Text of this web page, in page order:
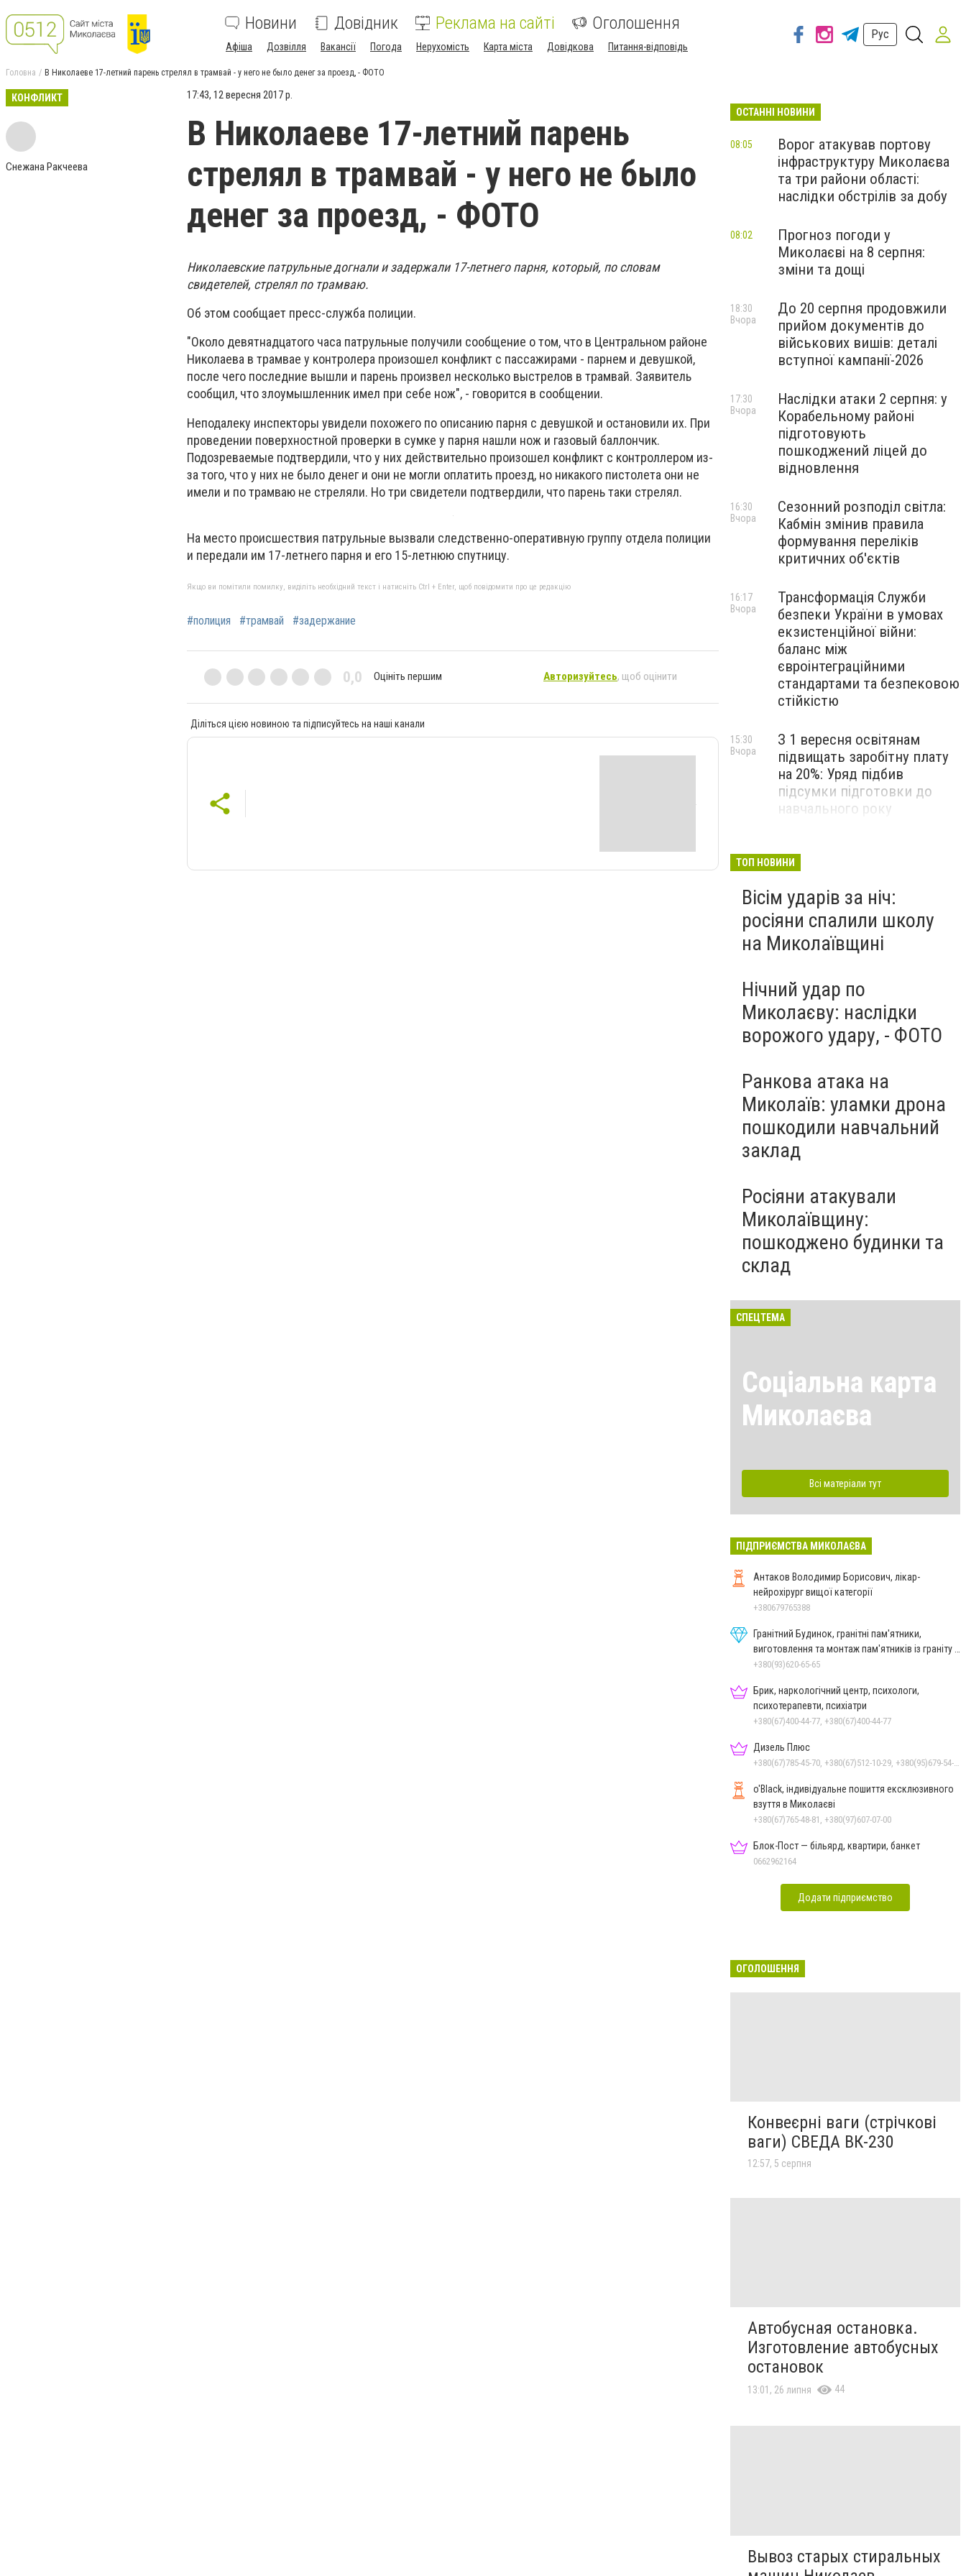
Новини Довідник Реклама на сайті Оголошення
Афіша Дозвілля Вакансії Погода Нерухомість Карта міста Довідкова Питання-відповідь
Рус
Головна В Николаеве 17-летний парень стрелял в трамвай - у него не было денег за проезд, - ФОТО
КОНФЛИКТ
Снежана Ракчеева
17:43, 12 вересня 2017 р.
В Николаеве 17-летний парень
стрелял в трамвай - у него не было
денег за проезд, - ФОТО
Николаевские патрульные догнали и задержали 17-летнего парня, который, по словам
свидетелей, стрелял по трамваю.
Об этом сообщает пресс-служба полиции.
"Около девятнадцатого часа патрульные получили сообщение о том, что в Центральном районе
Николаева в трамвае у контролера произошел конфликт с пассажирами - парнем и девушкой,
после чего последние вышли и парень произвел несколько выстрелов в трамвай. Заявитель
сообщил, что злоумышленник имел при себе нож", - говорится в сообщении.
Неподалеку инспекторы увидели похожего по описанию парня с девушкой и остановили их. При
проведении поверхностной проверки в сумке у парня нашли нож и газовый баллончик.
Подозреваемые подтвердили, что у них действительно произошел конфликт с контроллером из-
за того, что у них не было денег и они не могли оплатить проезд, но никакого пистолета они не
имели и по трамваю не стреляли. Но три свидетели подтвердили, что парень таки стрелял.
На место происшествия патрульные вызвали следственно-оперативную группу отдела полиции
и передали им 17-летнего парня и его 15-летнюю спутницу.
Якщо ви помітили помилку, виділіть необхідний текст і натисніть Ctrl + Enter, щоб повідомити про це редакцію
#полиция #трамвай #задержание
0,0 Оцініть першим Авторизуйтесь, щоб оцінити
Діліться цією новиною та підписуйтесь на наші канали
ОСТАННІ НОВИНИ
Ворог атакував портову
інфраструктуру Миколаєва
та три райони області:
наслідки обстрілів за добу
08:05
Прогноз погоди у
Миколаєві на 8 серпня:
зміни та дощі
08:02
До 20 серпня продовжили
прийом документів до
військових вишів: деталі
вступної кампанії-2026
18:30
Вчора
Наслідки атаки 2 серпня: у
Корабельному районі
підготовують
пошкоджений ліцей до
відновлення
17:30
Вчора
Сезонний розподіл світла:
Кабмін змінив правила
формування переліків
критичних об'єктів
16:30
Вчора
Трансформація Служби
безпеки України в умовах
екзистенційної війни:
баланс між
євроінтеграційними
стандартами та безпековою
стійкістю
16:17
Вчора
З 1 вересня освітянам
підвищать заробітну плату
на 20%: Уряд підбив
підсумки підготовки до
навчального року
15:30
Вчора
ліквідували складну аварію
Вчора
ТОП НОВИНИ
Вісім ударів за ніч:
росіяни спалили школу
на Миколаївщині
Нічний удар по
Миколаєву: наслідки
ворожого удару, - ФОТО
Ранкова атака на
Миколаїв: уламки дрона
пошкодили навчальний
заклад
Росіяни атакували
Миколаївщину:
пошкоджено будинки та
склад
СПЕЦТЕМА
Соціальна карта
Миколаєва
Всі матеріали тут
ПІДПРИЄМСТВА МИКОЛАЄВА
Антаков Володимир Борисович, лікар-
нейрохірург вищої категорії
+380679765388
Гранітний Будинок, гранітні пам'ятники,
виготовлення та монтаж пам'ятників із граніту в
Миколаєві
+380(93)620-65-65
Брик, наркологічний центр, психологи,
психотерапевти, психіатри
+380(67)400-44-77, +380(67)400-44-77
Дизель Плюс
o'Black, індивідуальне пошиття ексклюзивного
взуття в Миколаєві
+380(67)765-48-81, +380(97)607-07-00
Блок-Пост — більярд, квартири, банкет
0662962164
Додати підприємство
ОГОЛОШЕННЯ
Конвеєрні ваги (стрічкові
ваги) СВЕДА ВК-230
12:57, 5 серпня
Автобусная остановка.
Изготовление автобусных
остановок
13:01, 26 липня 44
Вывоз старых стиральных